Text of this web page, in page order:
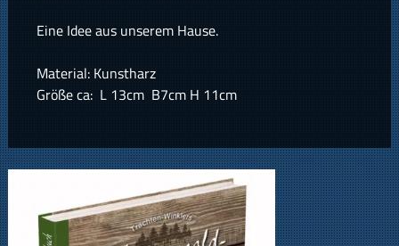
Eine Idee aus unserem Hause.
Material: Kunstharz
Größe ca: L 13cm B7cm H 11cm